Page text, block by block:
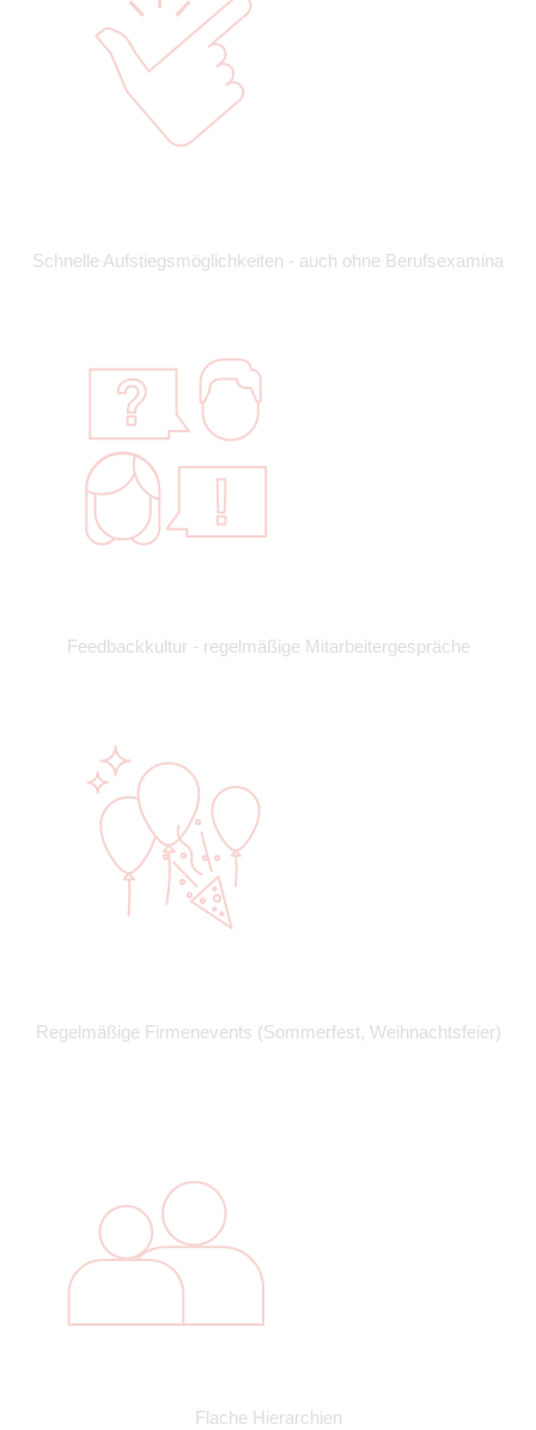
Schnelle Aufstiegsmöglichkeiten - auch ohne Berufsexamina
Feedbackkultur - regelmäßige Mitarbeitergespräche
Regelmäßige Firmenevents (Sommerfest, Weihnachtsfeier)
Flache Hierarchien